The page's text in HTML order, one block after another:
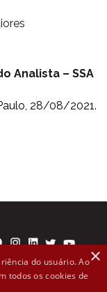
Analista – SSA
28/08/2021.
01008-000 - São
×
do usuário. Ao
todos os cookies de